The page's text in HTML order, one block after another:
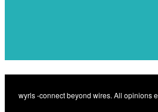
Previous Mobilnätens
krisberedskap